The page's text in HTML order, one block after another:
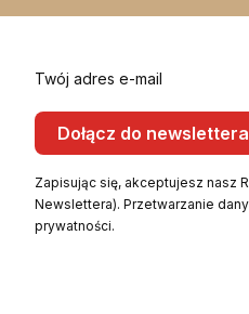
Twój adres e-mail
Dołącz do newslettera
Zapisując się, akceptujesz nasz
Newslettera). Przetwarzanie
prywatności.